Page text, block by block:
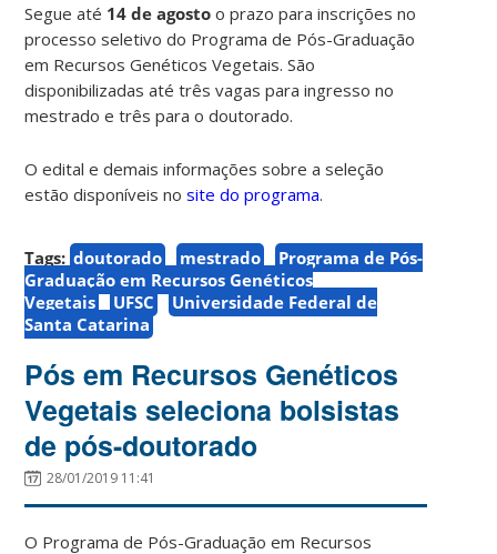
Segue até 14 de agosto o prazo para inscrições no
processo seletivo do Programa de Pós-Graduação
em Recursos Genéticos Vegetais. São
disponibilizadas até três vagas para ingresso no
mestrado e três para o doutorado.
O edital e demais informações sobre a seleção
estão disponíveis nosite do programa.
Tags: doutorado mestrado
Programa de Pós-
Graduação em Recursos Genéticos
Vegetais
UFSC
Universidade Federal de
Santa Catarina
Pós em Recursos Genéticos
Vegetais seleciona bolsistas
de pós-doutorado
28/01/2019 11:41
O Programa de Pós-Graduação em Recursos